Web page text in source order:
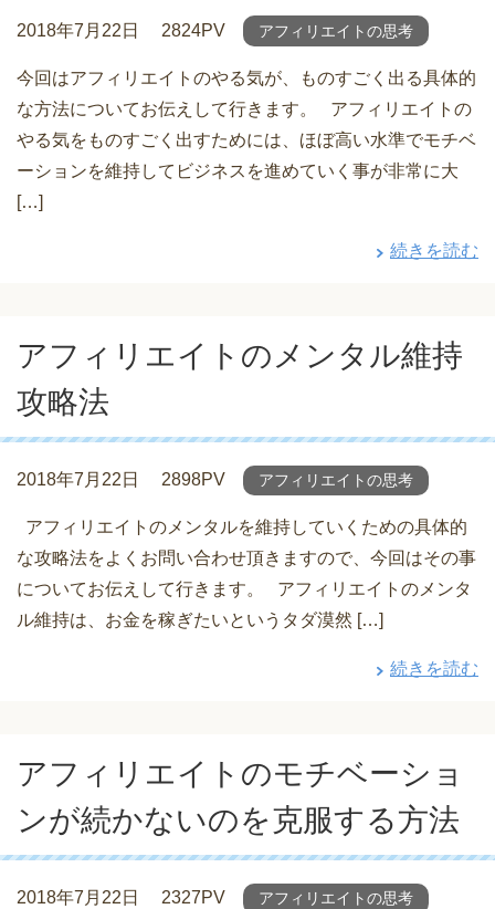
2018年7月22日 2824PV アフィリエイトの思考
今回はアフィリエイトのやる気が、ものすごく出る具体的
な方法についてお伝えして行きます。 アフィリエイトの
やる気をものすごく出すためには、ほぼ高い水準でモチベ
ーションを維持してビジネスを進めていく事が非常に大
[…]
続きを読む
アフィリエイトのメンタル維持
攻略法
2018年7月22日 2898PV アフィリエイトの思考
アフィリエイトのメンタルを維持していくための具体的
な攻略法をよくお問い合わせ頂きますので、今回はその事
についてお伝えして行きます。 アフィリエイトのメンタ
ル維持は、お金を稼ぎたいというタダ漠然 […]
続きを読む
アフィリエイトのモチベーショ
ンが続かないのを克服する方法
2018年7月22日 2327PV アフィリエイトの思考